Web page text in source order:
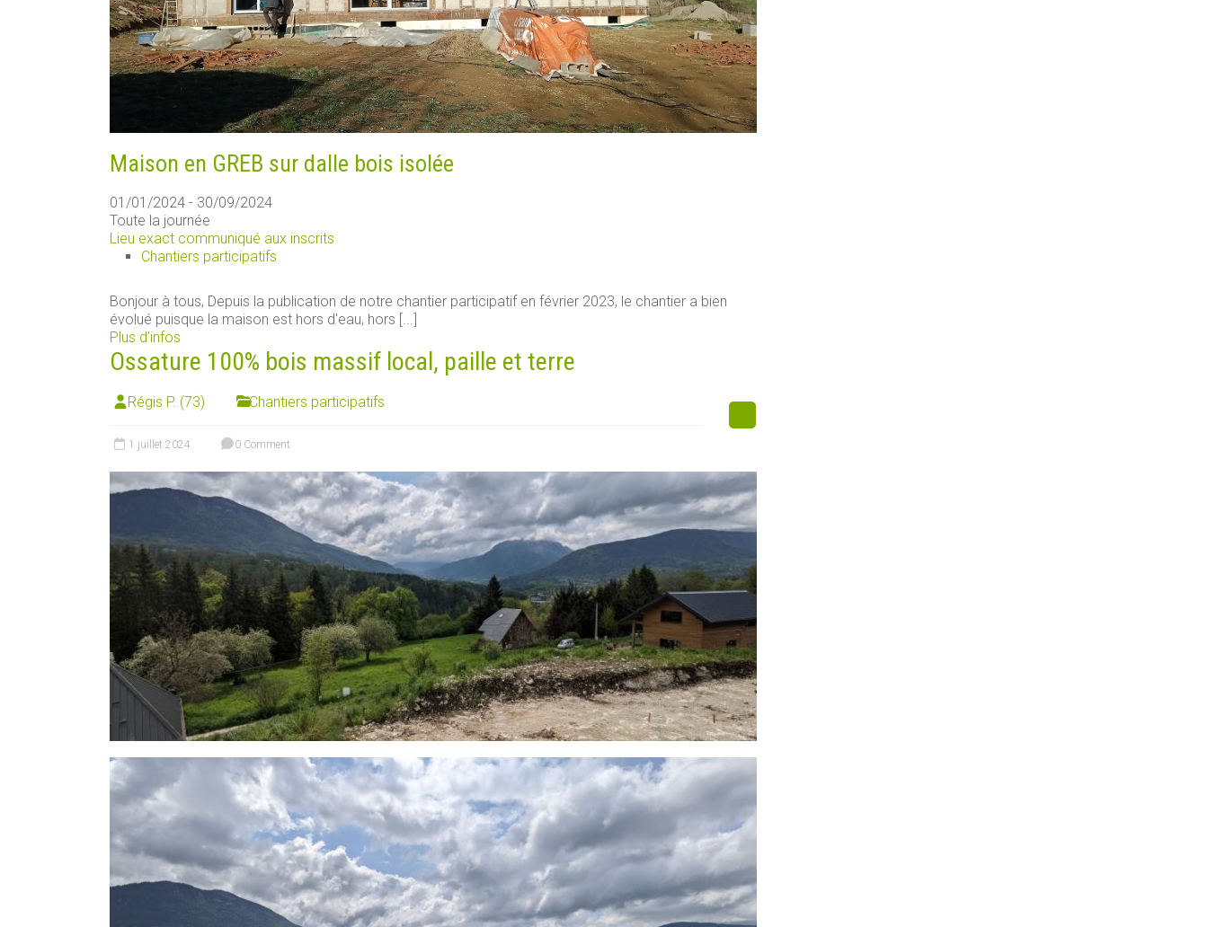
Maison en GREB sur dalle bois isolée
01/01/2024 - 30/09/2024
Toute la journée
Lieu exact communiqué aux inscrits
Chantiers participatifs
Bonjour à tous, Depuis la publication de notre chantier participatif en février 2023, le chantier a bien
évolué puisque la maison est hors d'eau, hors [...]
Plus d’infos
Ossature 100% bois massif local, paille et terre
Régis P. (73) Chantiers participatifs
1 juillet 2024 0 Comment